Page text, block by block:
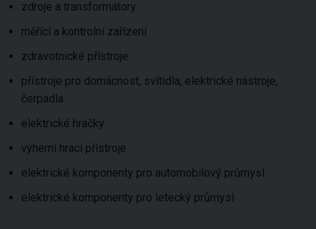
zdroje a transformátory
měřící a kontrolní zařízení
zdravotnické přístroje
přístroje pro domácnost, svítidla, elektrické nástroje,
čerpadla
elektrické hračky
výherní hrací přístroje
elektrické komponenty pro automobilový průmysl
elektrické komponenty pro letecký průmysl